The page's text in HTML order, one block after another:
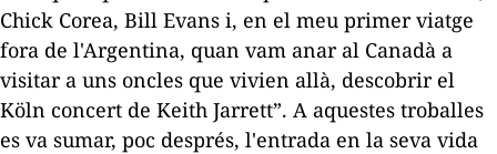
Chick Corea, Bill Evans i, en el meu primer viatge
fora de l'Argentina, quan vam anar al Canadà a
visitar a uns oncles que vivien allà, descobrir el
Köln concert de Keith Jarrett”. A aquestes troballes
es va sumar, poc després, l'entrada en la seva vida